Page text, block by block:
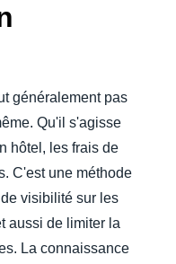
généralement pas
Qu'il s'agisse
hôtel, les frais de
C'est une méthode
visibilité sur les
aussi de limiter la
La connaissance